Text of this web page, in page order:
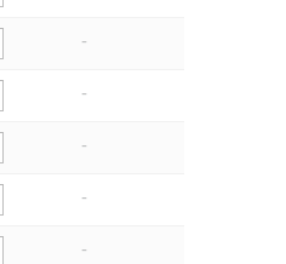
-
-
-
-
-